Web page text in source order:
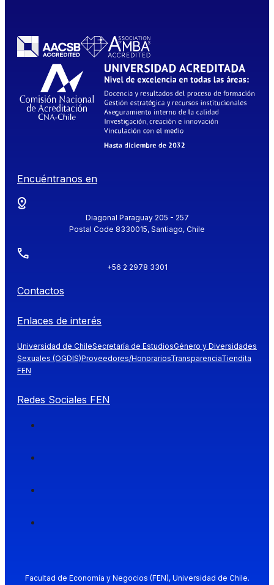
Encuéntranos en
Diagonal Paraguay 205 - 257
Postal Code 8330015, Santiago, Chile
+56 2 2978 3301
Contactos
Enlaces de interés
Universidad de ChileSecretaría de EstudiosGénero y Diversidades
Sexuales (OGDIS)Proveedores/HonorariosTransparenciaTiendita
FEN
Redes Sociales FEN
Facultad de Economía y Negocios (FEN), Universidad de Chile.